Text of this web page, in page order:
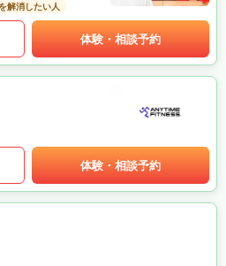
解消したい人
体験・相談予約
体験・相談予約